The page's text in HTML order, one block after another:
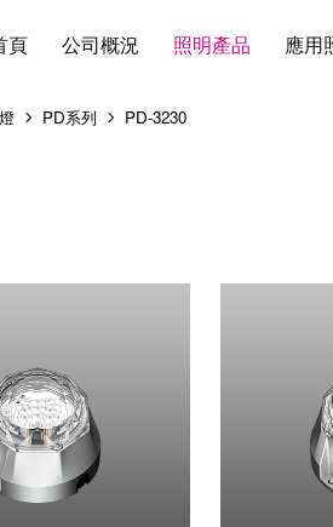
頁 公司概況 照明產品 應用
PD系列 PD-3230